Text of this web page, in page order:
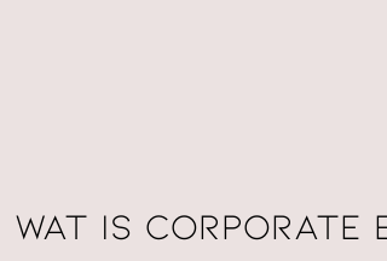
Wat is corporate